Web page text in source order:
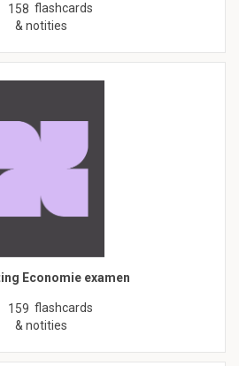
158 flashcards
& notities
Economie examen
159 flashcards
& notities